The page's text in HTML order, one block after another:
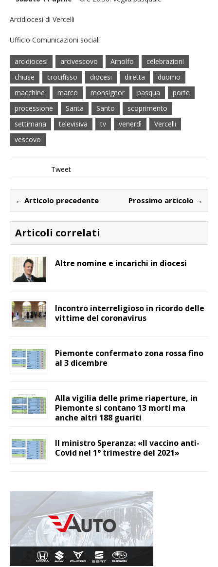
Arcidiocesi di Vercelli
Ufficio Comunicazioni sociali
arcidiocesi arcivescovo Arnolfo
celebrazioni
chiuse
crocifisso diocesi diretta
duomo
macchine
marco monsignor pasqua
porte
processione
Santa Santo
scoprimento
settimana
televisiva tv venerdì
Vercelli
vescovo
Tweet
← Articolo precedente Prossimo articolo →
Articoli correlati
Altre nomine e incarichi in diocesi
Incontro interreligioso in ricordo delle
vittime del coronavirus
Piemonte confermato zona rossa fino
al 3 dicembre
Alla vigilia delle prime riaperture, in
Piemonte si contano 13 morti ma
anche altri 188 guariti
Il ministro Speranza: «Il vaccino anti-
Covid nel 1° trimestre del 2021»